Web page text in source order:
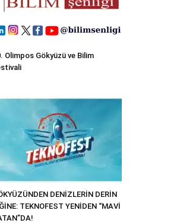
Olimpos Gökyüzü ve Bilim
DENİZLERİN DERİN
TEKNOFEST YENİDEN “MAVİ